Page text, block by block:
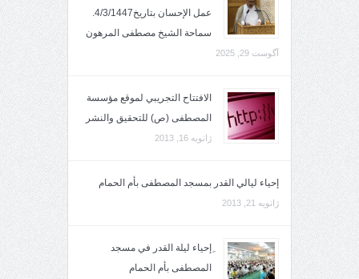
عمل الإحسان بتاريخ4/3/1447.
سماحة الشيخ مصطفى المرهون
آگوست 29, 2025
الافتتاح التجريبي لموقع مؤسسة
المصطفى (ص) للتحقيق والنشر
ژانویه 16, 2013
إحياء ليالي القدر بمسجد المصطفى بأم الحمام
ژانویه 21, 2013
ِإحياء ليلة القدر في مسجد
المصطفى بأم الحمام